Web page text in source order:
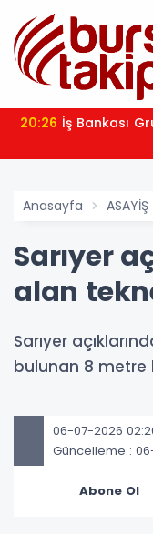
20:26 İş Bankası
Anasayfa ASAYİŞ
Sarıyer
alan
Sarıyer
bulunan 8 metre
06-07-2026
Güncelleme :
Abone Ol